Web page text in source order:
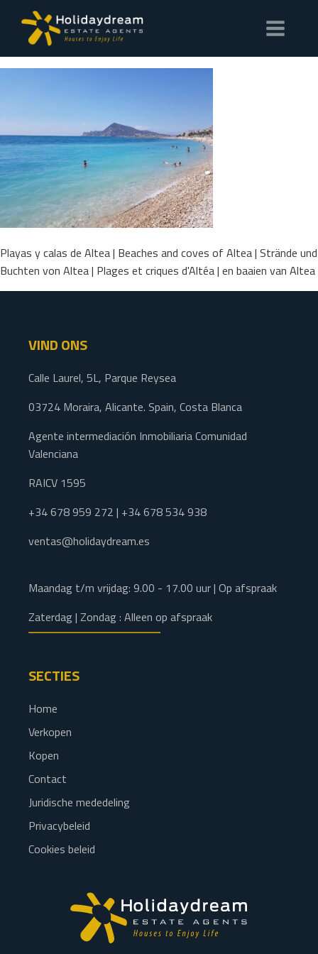
Playas y calas de Altea | Beaches and coves of Altea | Strände und
Buchten von Altea | Plages et criques d'Altéa | en baaien van Altea
VIND ONS
Calle Laurel, 5L, Parque Reysea
03724 Moraira, Alicante. Spain, Costa Blanca
Agente intermediación Inmobiliaria Comunidad
Valenciana
RAICV 1595
+34 678 959 272 | +34 678 534 938
ventas@holidaydream.es
Maandag t/m vrijdag: 9.00 - 17.00 uur | Op afspraak
Zaterdag | Zondag : Alleen op afspraak
SECTIES
Home
Verkopen
Kopen
Contact
Juridische mededeling
Privacybeleid
Cookies beleid